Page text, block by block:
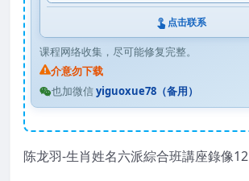
点击联系
课程网络收集，尽可能修复完整。
介意勿下载
也加微信yiguoxue78（备用）
陈龙羽-生肖姓名六派綜合班講座錄像12